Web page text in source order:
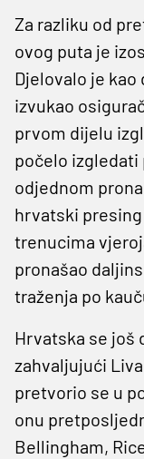
Za razliku od
ovog puta je
Djelovalo je
izvukao
prvom dijelu
počelo izgledati
odjednom
hrvatski
trenucima
pronašao
traženja po
Hrvatska se još
zahvaljujući
pretvorio se u
onu
Bellingham,